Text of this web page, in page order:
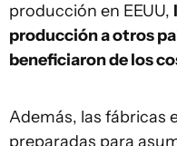
producción en EEUU,
producción a otros
beneficiaron de los
Además, las fábricas
preparadas para